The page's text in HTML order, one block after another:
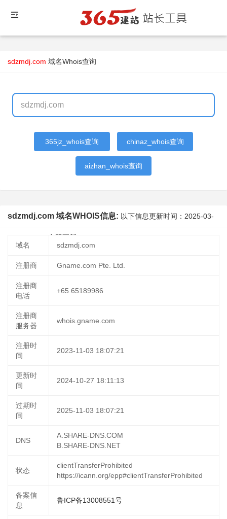
sdzmdj.com 域名Whois查询
365jz_whois查询 chinaz_whois查询
aizhan_whois查询
sdzmdj.com 域名WHOIS信息: 以下信息更新时间： 2025-03-
立即更新
域名
sdzmdj.com
注册商 Gname.com Pte. Ltd.
注册商
电话
+65.65189986
注册商
服务器
whois.gname.com
注册时
间
2023-11-03 18:07:21
更新时
间
2024-10-27 18:11:13
过期时
间
2025-11-03 18:07:21
DNS
A.SHARE-DNS.COM
B.SHARE-DNS.NET
状态
clientTransferProhibited
https://icann.org/epp#clientTransferProhibited
备案信
息
鲁ICP备13008551号